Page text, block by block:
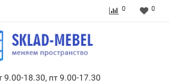
0 0
9.00-18.30, пт 9.00-17.30